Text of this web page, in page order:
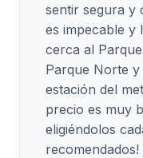
sentir segura y
es impecable y
cerca al
Parque Norte
estación del
precio es muy
eligiéndolos
recomendados!